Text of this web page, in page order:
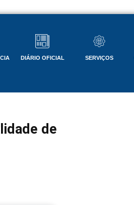
DIÁRIO OFICIAL SERVIÇOS
de